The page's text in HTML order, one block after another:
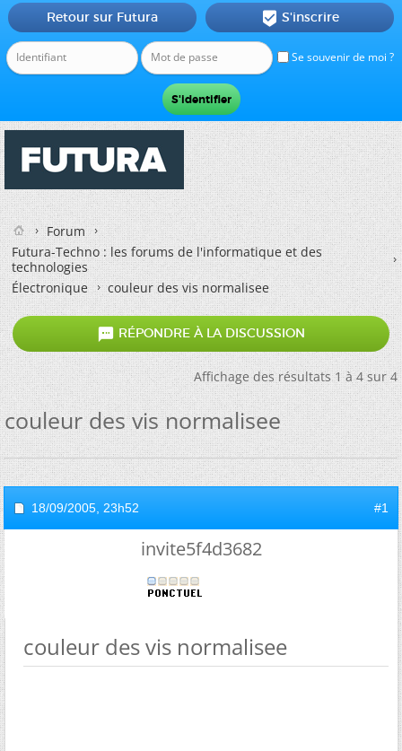
Se souvenir de moi ?
Retour sur Futura  S'inscrire
Forum
Futura-Techno : les forums de l'informatique et des
technologies
Électronique
couleur des vis normalisee
 RÉPONDRE À LA DISCUSSION
Affichage des résultats 1 à 4 sur 4
couleur des vis normalisee
18/09/2005, 23h52 #1
invite5f4d3682
couleur des vis normalisee